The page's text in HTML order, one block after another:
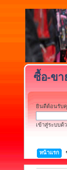
ซื้อ-ขา
ยินดีต้อนรับ
เข้าสู่ระบบด้
หน้าแรก